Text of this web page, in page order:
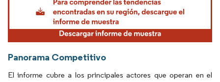
Panorama Competitivo
El informe cubre a los principales actores que operan en el